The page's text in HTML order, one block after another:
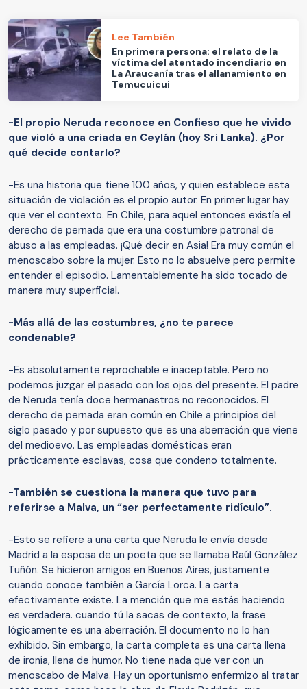
Lee También
En primera persona: el relato de la
víctima del atentado incendiario en
La Araucanía tras el allanamiento en
Temucuicui
-El propio Neruda reconoce en Confieso que he vivido
que violó a una criada en Ceylán (hoy Sri Lanka). ¿Por
qué decide contarlo?
-Es una historia que tiene 100 años, y quien establece esta
situación de violación es el propio autor. En primer lugar hay
que ver el contexto. En Chile, para aquel entonces existía el
derecho de pernada que era una costumbre patronal de
abuso a las empleadas. ¡Qué decir en Asia! Era muy común el
menoscabo sobre la mujer. Esto no lo absuelve pero permite
entender el episodio. Lamentablemente ha sido tocado de
manera muy superficial.
-Más allá de las costumbres, ¿no te parece
condenable?
-Es absolutamente reprochable e inaceptable. Pero no
podemos juzgar el pasado con los ojos del presente. El padre
de Neruda tenía doce hermanastros no reconocidos. El
derecho de pernada eran común en Chile a principios del
siglo pasado y por supuesto que es una aberración que viene
del medioevo. Las empleadas domésticas eran
prácticamente esclavas, cosa que condeno totalmente.
-También se cuestiona la manera que tuvo para
referirse a Malva, un “ser perfectamente ridículo”.
-Esto se refiere a una carta que Neruda le envía desde
Madrid a la esposa de un poeta que se llamaba Raúl González
Tuñón. Se hicieron amigos en Buenos Aires, justamente
cuando conoce también a García Lorca. La carta
efectivamente existe. La mención que me estás haciendo
es verdadera. cuando tú la sacas de contexto, la frase
lógicamente es una aberración. El documento no lo han
exhibido. Sin embargo, la carta completa es una carta llena
de ironía, llena de humor. No tiene nada que ver con un
menoscabo de Malva. Hay un oportunismo enfermizo al tratar